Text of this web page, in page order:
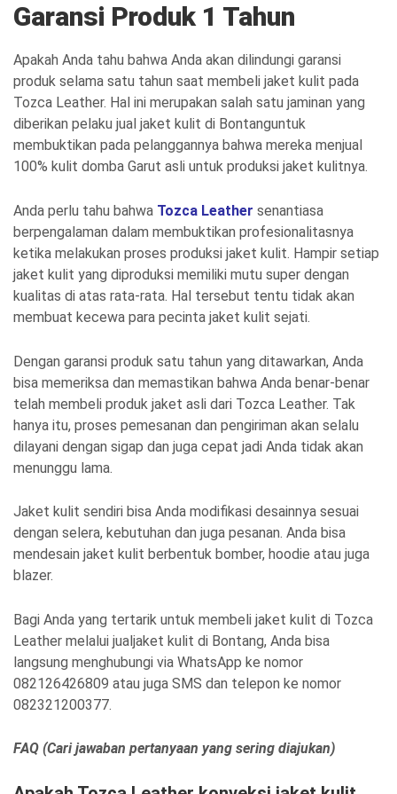
Garansi Produk 1 Tahun
Apakah Anda tahu bahwa Anda akan dilindungi garansi
produk selama satu tahun saat membeli jaket kulit pada
Tozca Leather. Hal ini merupakan salah satu jaminan yang
diberikan pelaku jual jaket kulit di Bontanguntuk
membuktikan pada pelanggannya bahwa mereka menjual
100% kulit domba Garut asli untuk produksi jaket kulitnya.
Anda perlu tahu bahwa Tozca Leather senantiasa
berpengalaman dalam membuktikan profesionalitasnya
ketika melakukan proses produksi jaket kulit. Hampir setiap
jaket kulit yang diproduksi memiliki mutu super dengan
kualitas di atas rata-rata. Hal tersebut tentu tidak akan
membuat kecewa para pecinta jaket kulit sejati.
Dengan garansi produk satu tahun yang ditawarkan, Anda
bisa memeriksa dan memastikan bahwa Anda benar-benar
telah membeli produk jaket asli dari Tozca Leather. Tak
hanya itu, proses pemesanan dan pengiriman akan selalu
dilayani dengan sigap dan juga cepat jadi Anda tidak akan
menunggu lama.
Jaket kulit sendiri bisa Anda modifikasi desainnya sesuai
dengan selera, kebutuhan dan juga pesanan. Anda bisa
mendesain jaket kulit berbentuk bomber, hoodie atau juga
blazer.
Bagi Anda yang tertarik untuk membeli jaket kulit di Tozca
Leather melalui jualjaket kulit di Bontang, Anda bisa
langsung menghubungi via WhatsApp ke nomor
082126426809 atau juga SMS dan telepon ke nomor
082321200377.
FAQ (Cari jawaban pertanyaan yang sering diajukan)